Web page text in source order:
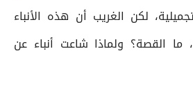
لكن الغريب أن هذه الأنباء
ما القصة؟ ولماذا شاعت أنباء عن